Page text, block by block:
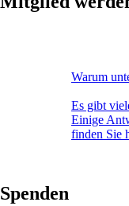
Warum
Es gibt
Einige
finden Sie
Spenden